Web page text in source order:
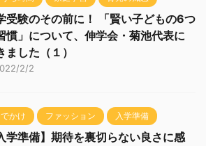
受験のその前に！ 「賢い子どもの6つ
慣」について、伸学会・菊池代表に
ました（１）
2/2
かけ ファッション 入学準備
学準備】期待を裏切らない良さに感